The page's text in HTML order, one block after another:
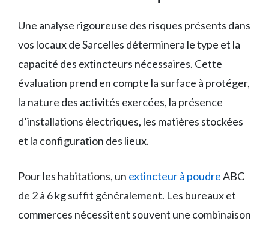
Une analyse rigoureuse des risques présents dans
vos locaux de Sarcelles déterminera le type et la
capacité des extincteurs nécessaires. Cette
évaluation prend en compte la surface à protéger,
la nature des activités exercées, la présence
d’installations électriques, les matières stockées
et la configuration des lieux.
Pour les habitations, un extincteur à poudreABC
de 2 à 6 kg suffit généralement. Les bureaux et
commerces nécessitent souvent une combinaison